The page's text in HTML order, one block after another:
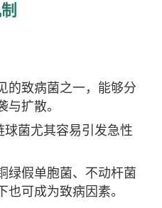
的致病菌之一，能够分
扩散。
球菌尤其容易引发急性
绿假单胞菌、不动杆菌
可成为致病因素。